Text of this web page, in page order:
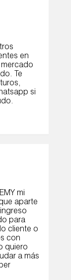
en
Te
si
mi
aparte
para
cliente o
con
quiero
a más